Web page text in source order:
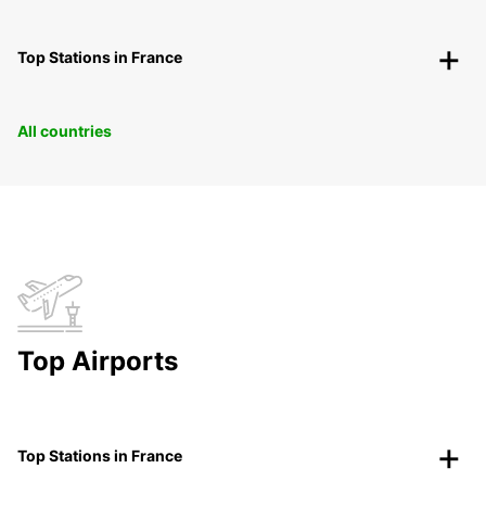
Top Stations in France
All countries
Top Airports
Top Stations in France